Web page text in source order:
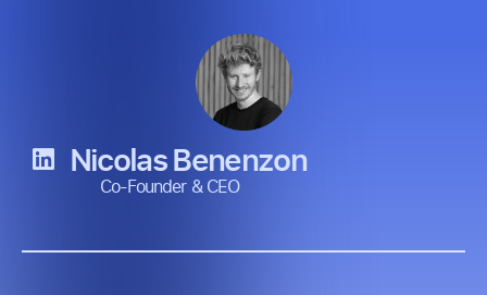
Nicolas Benenzon
Co-Founder & CEO